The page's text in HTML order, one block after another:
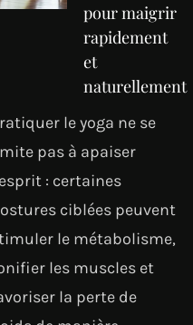
pour maigrir
rapidement
et
naturellement
le yoga ne se
pas à apaiser
: certaines
ciblées peuvent
le métabolisme,
les muscles et
la perte de